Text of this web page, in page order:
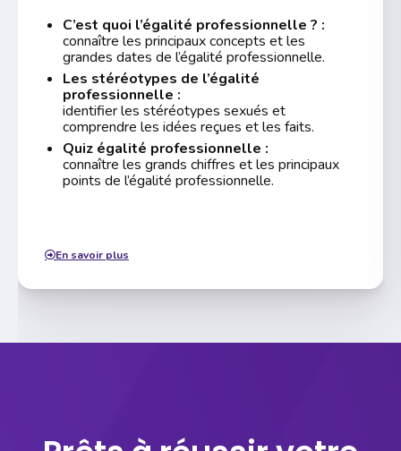
C’est quoi l’égalité professionnelle ? :
connaître les principaux concepts et les
grandes dates de l’égalité professionnelle.
Les stéréotypes de l’égalité
professionnelle :
identifier les stéréotypes sexués et
comprendre les idées reçues et les faits.
Quiz égalité professionnelle :
connaître les grands chiffres et les principaux
points de l’égalité professionnelle.
En savoir plus